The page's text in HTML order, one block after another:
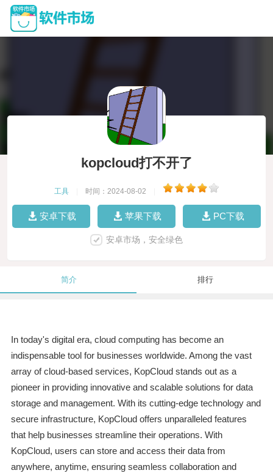
kopcloud打不开了
工具 时间：2024-08-02
安卓下载 苹果下载 PC下载
安卓市场，安全绿色
简介 排行
In today's digital era, cloud computing has become an
indispensable tool for businesses worldwide. Among the vast
array of cloud-based services, KopCloud stands out as a
pioneer in providing innovative and scalable solutions for data
storage and management. With its cutting-edge technology and
secure infrastructure, KopCloud offers unparalleled features
that help businesses streamline their operations. With
KopCloud, users can store and access their data from
anywhere, anytime, ensuring seamless collaboration and